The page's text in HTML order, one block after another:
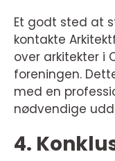
Et godt sted at
kontakte
over arkitekter i
foreningen.
med en
nødvendige
4.